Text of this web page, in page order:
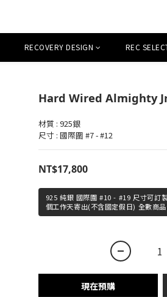
RECOVERY DESIGN REC
Hard Wired Almighty
材質 : 925銀
尺寸 : 國際圍 #7 - #12
NT$17,800
925 純銀 國際圍 #10 - #19 尺寸可訂
個工作天寄出(不含國定假日) 全數商
現在預購